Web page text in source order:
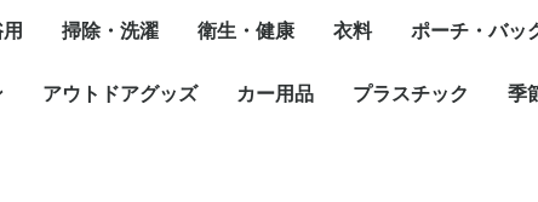
掃除・洗濯 衛生・健康 衣料 ポーチ・バッ
アウトドアグッズ カー用品 プラスチック 季